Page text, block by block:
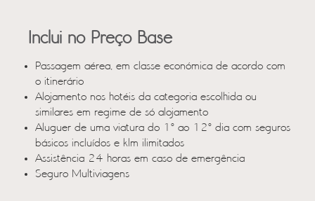
Inclui no Preço Base
Passagem aérea, em classe económica de acordo com
o itinerário
Alojamento nos hotéis da categoria escolhida ou
similares em regime de só alojamento
Aluguer de uma viatura do 1º ao 12º dia com seguros
básicos incluídos e klm ilimitados
Assistência 24 horas em caso de emergência
Seguro Multiviagens